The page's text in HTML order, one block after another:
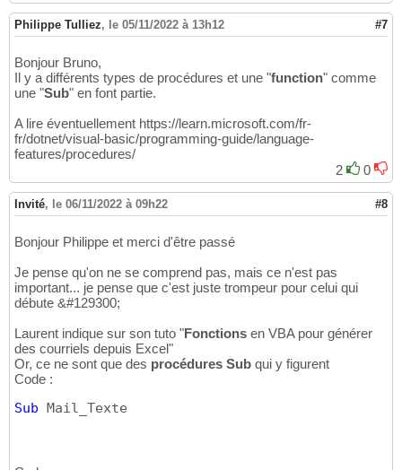
Philippe Tulliez, le 05/11/2022 à 13h12 #7
Bonjour Bruno,
Il y a différents types de procédures et une "function" comme
une "Sub" en font partie.
A lire éventuellement https://learn.microsoft.com/fr-
fr/dotnet/visual-basic/programming-guide/language-
features/procedures/
2
0
Invité, le 06/11/2022 à 09h22 #8
Bonjour Philippe et merci d'être passé
Je pense qu'on ne se comprend pas, mais ce n'est pas
important... je pense que c'est juste trompeur pour celui qui
débute &#129300;
Laurent indique sur son tuto "Fonctions en VBA pour générer
des courriels depuis Excel"
Or, ce ne sont que des procédures Sub qui y figurent
Code :
Sub Mail_Texte